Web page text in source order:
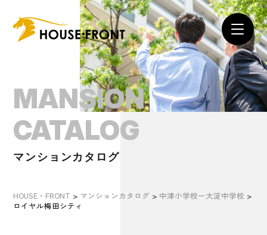
MANSION
CATALOG
マンションカタログ
HOUSE・FRONT > マンションカタログ > 中津小学校ー大淀中学校 >
ロイヤル梅田シティ